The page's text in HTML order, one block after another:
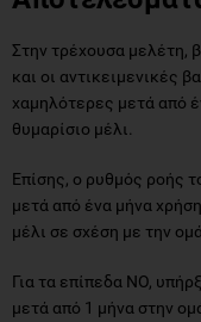
Στην τρέχουσα μελέτη,
και οι αντικειμενικές
χαμηλότερες μετά από
θυμαρίσιο μέλι.
Επίσης, ο ρυθμός ροής
μετά από ένα μήνα
μέλι σε σχέση με την
Για τα επίπεδα ΝΟ,
μετά από 1 μήνα στην